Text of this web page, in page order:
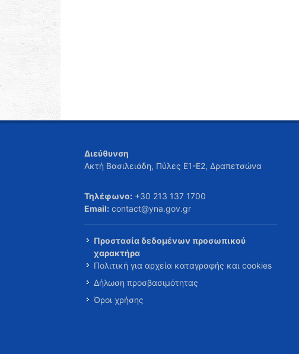
Διεύθυνση
Ακτή Βασιλειάδη, Πύλες Ε1-Ε2, Δραπετσώνα
Τηλέφωνο: +30 213 137 1700
Email: contact@yna.gov.gr
Προστασία δεδομένων προσωπικού
χαρακτήρα
Πολιτική για αρχεία καταγραφής και cookies
Δήλωση προσβασιμότητας
Όροι χρήσης